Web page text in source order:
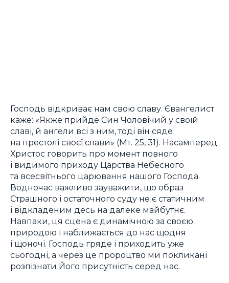
Господь відкриває нам свою славу. Євангелист
каже: «Якже прийде Син Чоловічий у своїй
славі, й ангели всі з ним, тоді він сяде
на престолі своєї слави» (Мт. 25, 31). Насамперед
Христос говорить про момент повного
і видимого приходу Царства Небесного
та всесвітнього царювання нашого Господа.
Водночас важливо зауважити, що образ
Страшного і остаточного суду не є статичним
і відкладеним десь на далеке майбутнє.
Навпаки, ця сцена є динамічною за своєю
природою і наближається до нас щодня
і щоночі. Господь гряде і приходить уже
сьогодні, а через це пророцтво ми покликані
розпізнати Його присутність серед нас.